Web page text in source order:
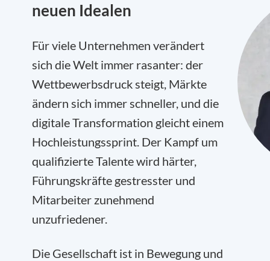
neuen Idealen
Für viele Unternehmen verändert
sich die Welt immer rasanter: der
Wettbewerbsdruck steigt, Märkte
ändern sich immer schneller, und die
digitale Transformation gleicht einem
Hochleistungssprint. Der Kampf um
qualifizierte Talente wird härter,
Führungskräfte gestresster und
Mitarbeiter zunehmend
unzufriedener.
Die Gesellschaft ist in Bewegung und